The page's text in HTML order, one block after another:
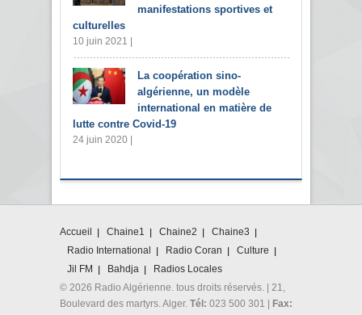
manifestations sportives et
culturelles
10 juin 2021 |
La coopération sino-
algérienne, un modèle
international en matière de
lutte contre Covid-19
24 juin 2020 |
Accueil Chaine1 Chaine2
Chaine3
Radio International
Radio Coran
Culture
Jil FM
Bahdja
Radios Locales
© 2026 Radio Algérienne. tous droits réservés. | 21,
Boulevard des martyrs. Alger. Tél: 023 500 301 | Fax: